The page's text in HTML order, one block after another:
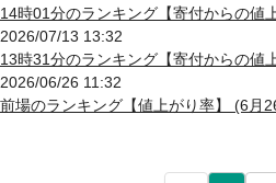
14時01分のランキング【寄付からの値
2026/07/13 13:32
13時31分のランキング【寄付からの値
2026/06/26 11:32
前場のランキング【値上がり率】 (6月